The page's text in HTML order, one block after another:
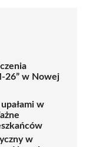
26” w Nowej
w
w